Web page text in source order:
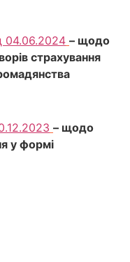
– щодо
страхування
– щодо
у формі